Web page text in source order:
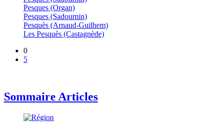
Pesques (Organ)
Pesques (Sadournin)
Pesquès (Arnaud-Guilhem)
Les Pesquès (Castagnède)
0
5
Sommaire Articles